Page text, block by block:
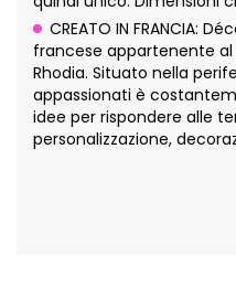
CREATO IN FRANCIA:
francese appartenente
Rhodia. Situato nella
appassionati è
idee per rispondere alle
personalizzazione,